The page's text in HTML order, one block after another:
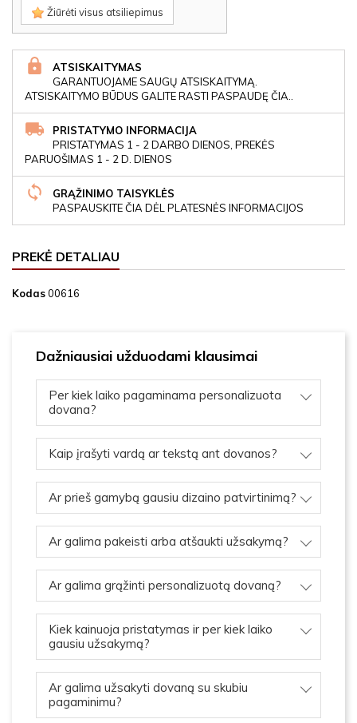
Žiūrėti visus atsiliepimus
ATSISKAITYMAS
GARANTUOJAME SAUGŲ ATSISKAITYMĄ.
ATSISKAITYMO BŪDUS GALITE RASTI PASPAUDĘ ČIA..
PRISTATYMO INFORMACIJA
PRISTATYMAS 1 - 2 DARBO DIENOS, PREKĖS
PARUOŠIMAS 1 - 2 D. DIENOS
GRĄŽINIMO TAISYKLĖS
PASPAUSKITE ČIA DĖL PLATESNĖS INFORMACIJOS
PREKĖ DETALIAU
Kodas00616
Dažniausiai užduodami klausimai
Per kiek laiko pagaminama personalizuota
dovana?
Kaip įrašyti vardą ar tekstą ant dovanos?
Ar prieš gamybą gausiu dizaino patvirtinimą?
Ar galima pakeisti arba atšaukti užsakymą?
Ar galima grąžinti personalizuotą dovaną?
Kiek kainuoja pristatymas ir per kiek laiko
gausiu užsakymą?
Ar galima užsakyti dovaną su skubiu
pagaminimu?